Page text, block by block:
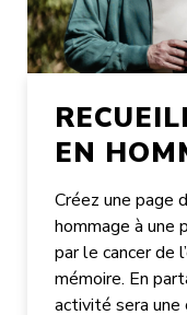
EN
Créez une page
hommage à une
par le cancer de
mémoire. En
activité sera